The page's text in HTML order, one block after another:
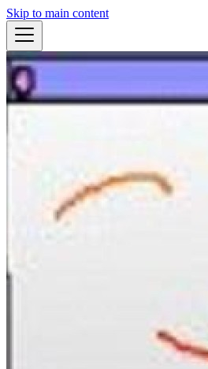
Skip to main content